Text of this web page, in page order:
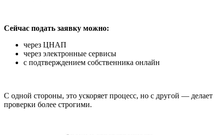
Сейчас подать заявку можно:
через ЦНАП
через электронные сервисы
с подтверждением собственника онлайн
С одной стороны, это ускоряет процесс, но с другой — делает
проверки более строгими.